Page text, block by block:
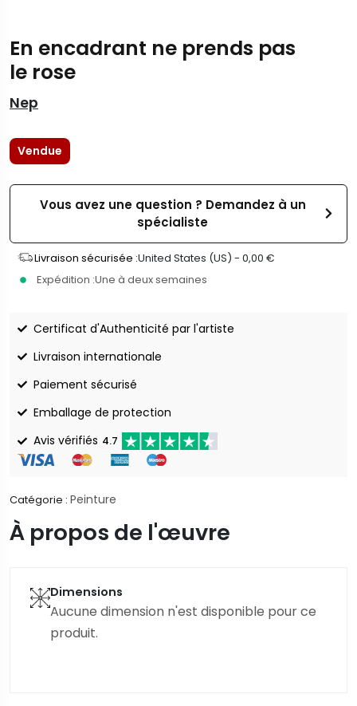
En encadrant ne prends pas
le rose
Nep
Vendue
Vous avez une question ? Demandez à un
spécialiste
Livraison sécurisée :United States (US) - 0,00 €
Expédition :Une à deux semaines
Certificat d'Authenticité par l'artiste
Livraison internationale
Paiement sécurisé
Emballage de protection
Avis vérifiés 4.7
Catégorie : Peinture
À propos de l'œuvre
Dimensions
Aucune dimension n'est disponible pour ce
produit.